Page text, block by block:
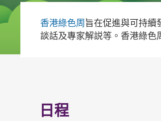
香港綠色周 旨在促進與可持續
談話及專家解説等。香港綠色
日程